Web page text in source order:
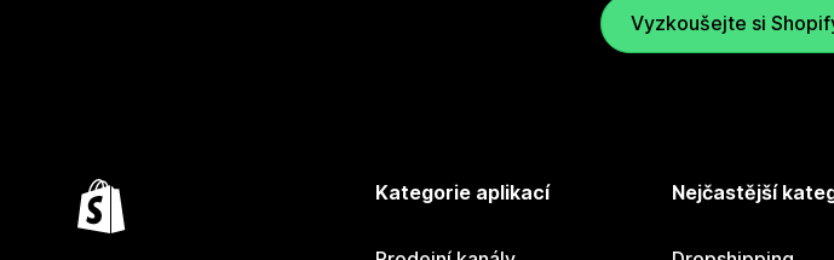
Vyzkoušejte si
Kategorie aplikací Nejčastější